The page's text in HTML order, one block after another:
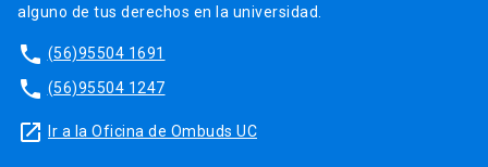
alguno de tus derechos en la universidad.
phone (56)95504 1691
phone (56)95504 1247
launch Ir a la Oficina de Ombuds UC